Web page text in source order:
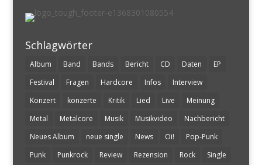
Schlagwörter
Album Band Bands Bericht CD Daten
EP
Festival
Fragen Hardcore Infos
Interview
Konzert
konzerte Kritik Lied Live
Meinung
Metal
Metalcore Musik Musikvideo
Nachbericht
Neues Album
neue single News Oi!
Pop-Punk
Punk
Punkrock Review Rezension Rock
Single